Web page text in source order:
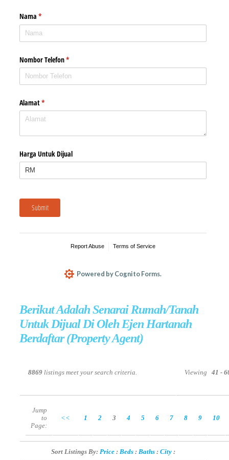
Berikut Adalah Senarai Rumah/Tanah
Untuk Dijual Di Oleh Ejen Hartanah
Berdaftar (Property Agent)
8869listings meet your search criteria. Viewing 41 -
Jump
to
Page:
<< 1 2 3 4 5 6 7 8 9 10
Sort Listings By: Price : Beds : Baths : City :